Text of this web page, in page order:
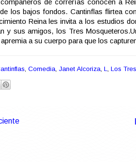
de correrías conocen a
los bajos fondos. Cantinflas flirtea
Reina les invita a los estudios
y sus amigos, los Tres Mosqueteros.
a su cuerpo para que los
Comedia Janet Alcoriza L Los